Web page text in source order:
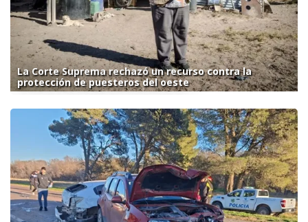
La Corte Suprema rechazó un recurso contra la
protección de puesteros del oeste